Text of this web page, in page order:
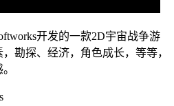
开发的一款2D宇宙战争游
勘探、经济，角色成长，等等，